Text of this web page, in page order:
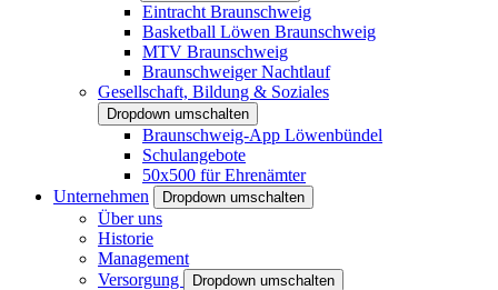
Eintracht Braunschweig
Basketball Löwen Braunschweig
MTV Braunschweig
Braunschweiger Nachtlauf
Gesellschaft, Bildung & Soziales
Dropdown umschalten
Braunschweig-App Löwenbündel
Schulangebote
50x500 für Ehrenämter
Unternehmen
Dropdown umschalten
Über uns
Historie
Management
Versorgung
Dropdown umschalten